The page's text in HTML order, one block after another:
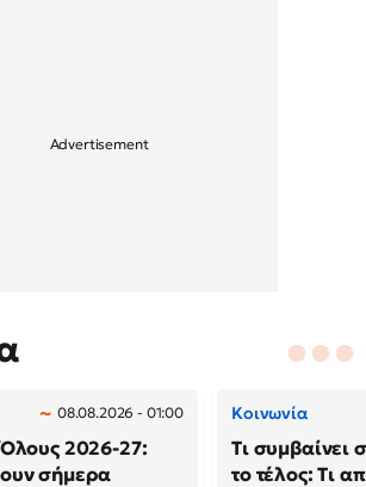
08.08.2026 - 01:00
2026-27:
σήμερα
Κοινωνία
Τι συμβαίνει
το τέλος: Τι